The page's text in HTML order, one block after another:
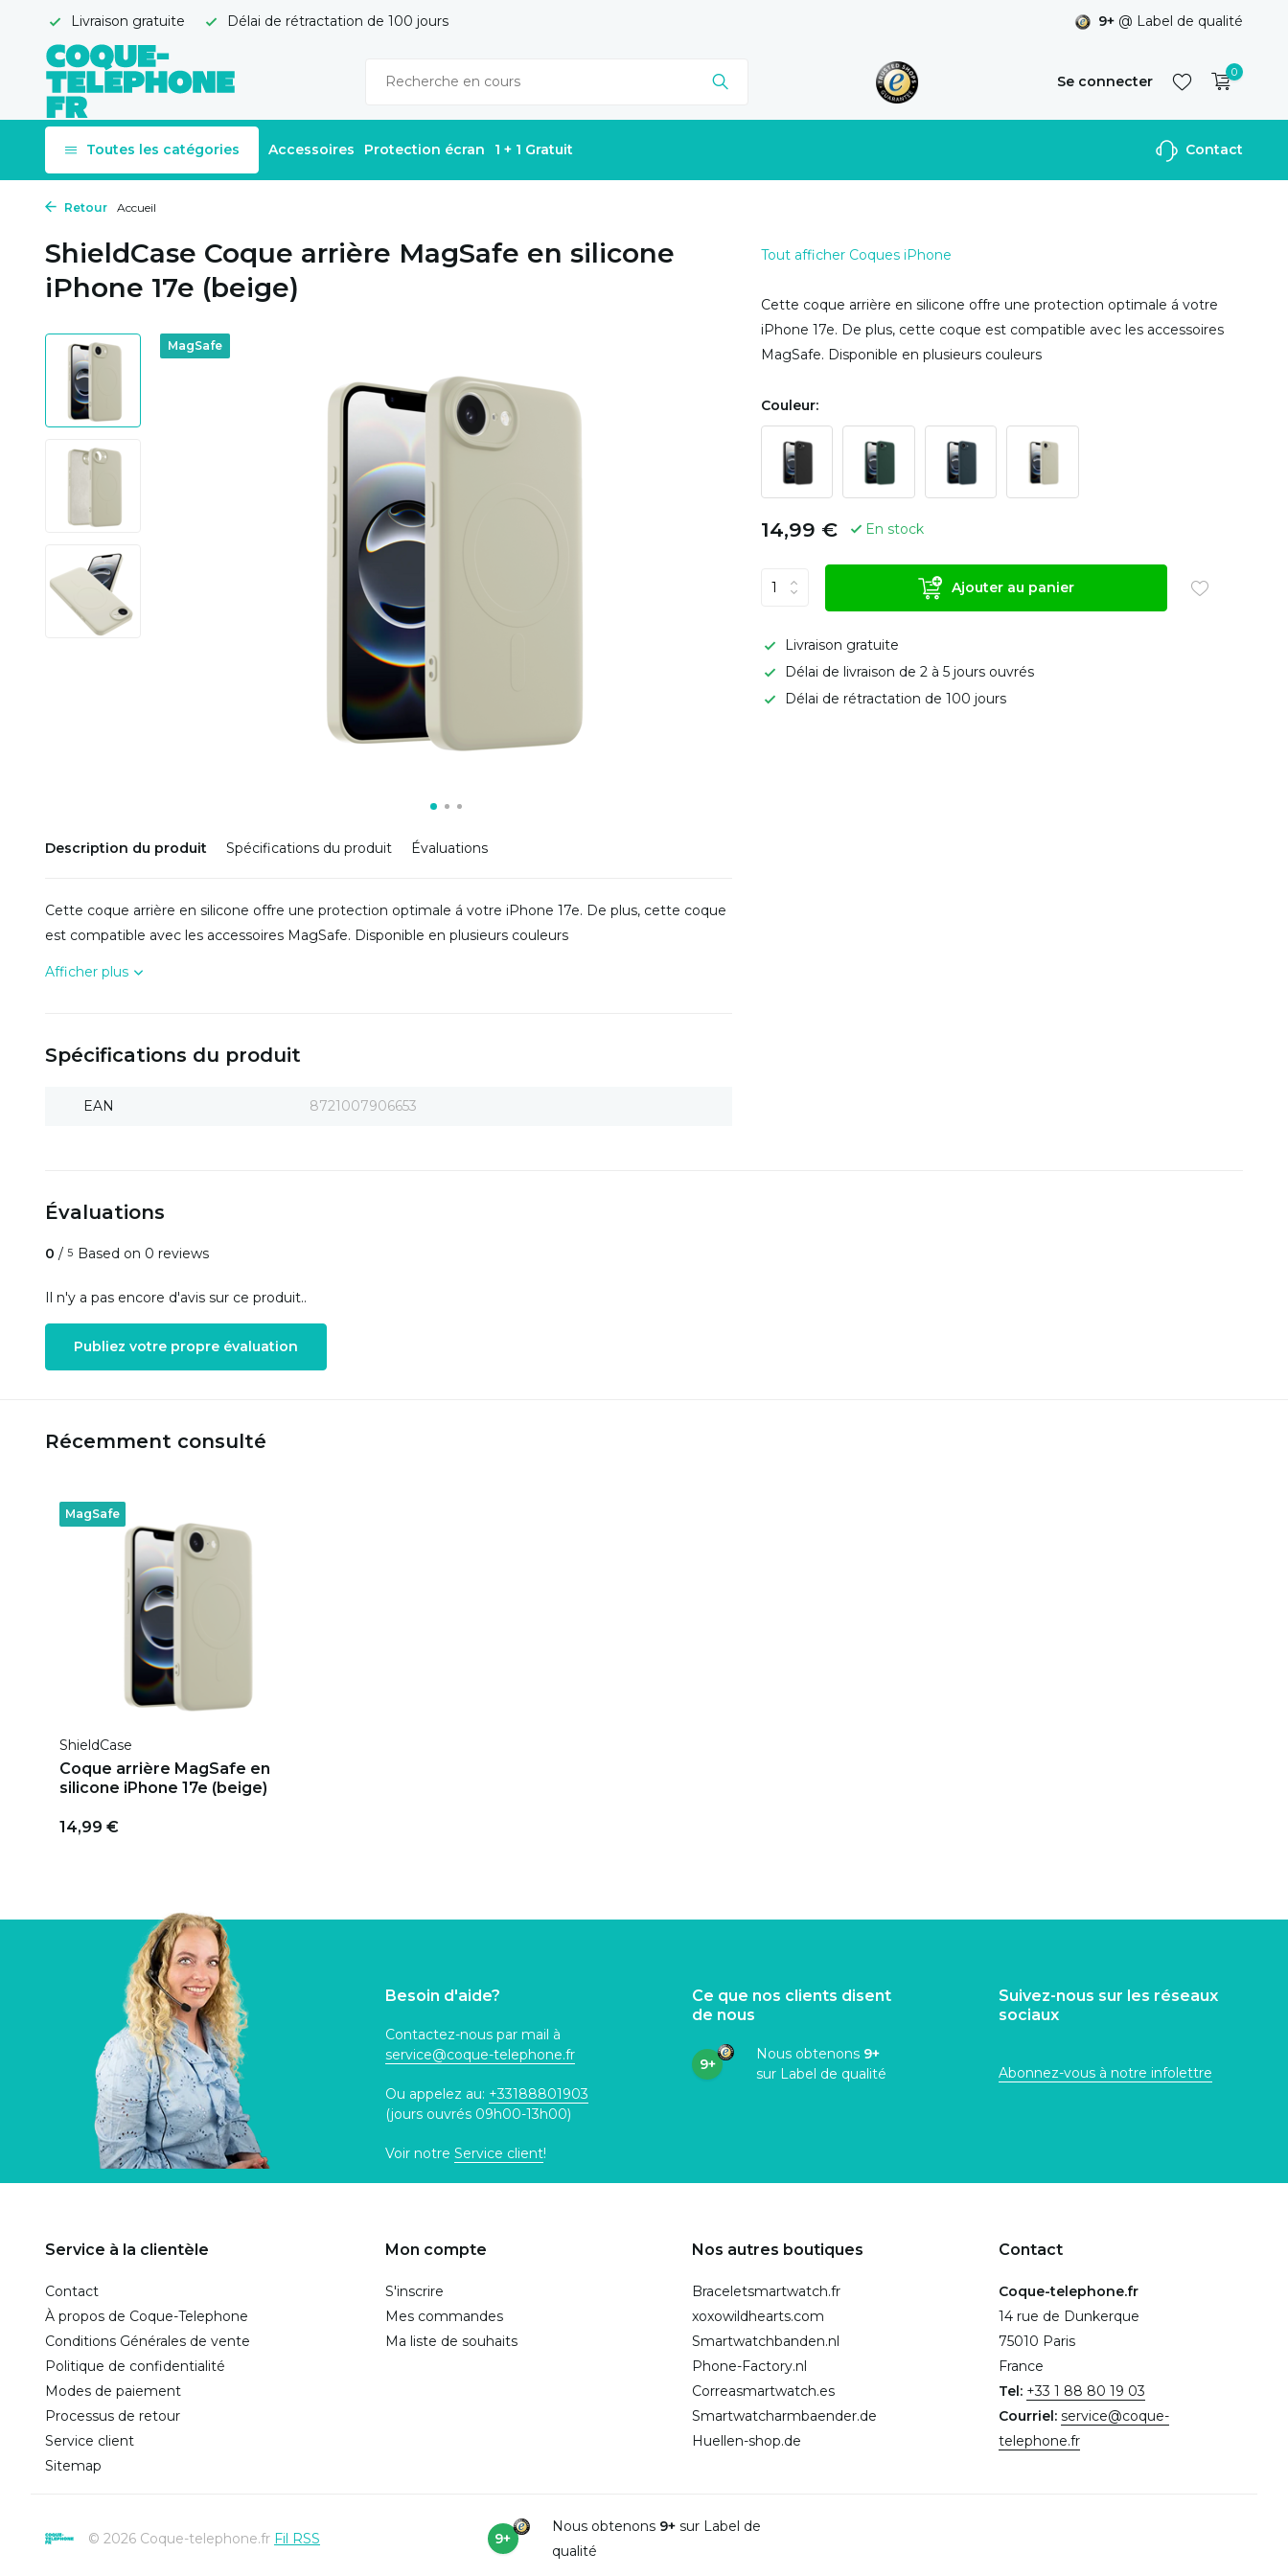
Livraison gratuite Délai de rétractation de 100 jours 9+ @ Label de qualité
Se connecter
S'inscrire
0
Toutes les catégories Accessoires Protection écran 1 + 1 Gratuit Contact
Retour Accueil
ShieldCase Coque arrière MagSafe en silicone
iPhone 17e (beige)
MagSafe
Description du produit Spécifications du produit Évaluations
Cette coque arrière en silicone offre une protection optimale á votre iPhone 17e. De plus, cette coque
est compatible avec les accessoires MagSafe. Disponible en plusieurs couleurs
Afficher plus
Spécifications du produit
EAN 8721007906653
Tout afficher Coques iPhone
Cette coque arrière en silicone offre une protection optimale á votre
iPhone 17e. De plus, cette coque est compatible avec les accessoires
MagSafe. Disponible en plusieurs couleurs
Couleur:
14,99 € En stock
Ajouter au panier
Livraison gratuite
Délai de livraison de 2 à 5 jours ouvrés
Délai de rétractation de 100 jours
Évaluations
0 / 5 Based on 0 reviews
Il n'y a pas encore d'avis sur ce produit..
Publiez votre propre évaluation
Récemment consulté
MagSafe
ShieldCase
Coque arrière MagSafe en
silicone iPhone 17e (beige)
14,99 €
Besoin d'aide?
Contactez-nous par mail à
service@coque-telephone.fr
Ou appelez au: +33188801903
(jours ouvrés 09h00-13h00)
Voir notre Service client!
Ce que nos clients disent
de nous
9+
Nous obtenons 9+
sur Label de qualité
Suivez-nous sur les réseaux
sociaux
Abonnez-vous à notre infolettre
Service à la clientèle
Contact
À propos de Coque-Telephone
Conditions Générales de vente
Politique de confidentialité
Modes de paiement
Processus de retour
Service client
Sitemap
Mon compte
S'inscrire
Mes commandes
Ma liste de souhaits
Nos autres boutiques
Braceletsmartwatch.fr
xoxowildhearts.com
Smartwatchbanden.nl
Phone-Factory.nl
Correasmartwatch.es
Smartwatcharmbaender.de
Huellen-shop.de
Contact
Coque-telephone.fr
14 rue de Dunkerque
75010 Paris
France
Tel: +33 1 88 80 19 03
Courriel: service@coque-
telephone.fr
© 2026 Coque-telephone.fr Fil RSS 9+
Nous obtenons 9+sur Label de
qualité